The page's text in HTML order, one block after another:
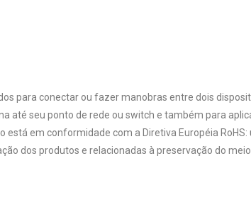
para conectar ou fazer manobras entre dois
até seu ponto de rede ou switch e também para
está em conformidade com a Diretiva Européia
dos produtos e relacionadas à preservação do